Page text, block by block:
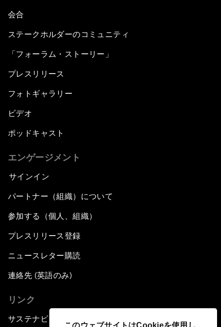
このウェブサイトはCookieを使用し
会合
ステークホルダーのコミュニティ
「フォーラム・ストーリー」
プレスリリース
フォトギャラリー
ビデオ
ポッドキャスト
エンゲージメント
サインイン
パートナー（組織）について
参加する（個人、組織）
プレスリリース登録
ニュースレター購読
連絡先 (英語のみ)
リンク
サステナビリティへの取り組み